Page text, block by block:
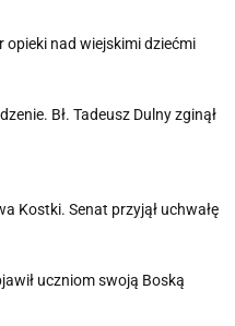
opieki nad wiejskimi dziećmi
Bł. Tadeusz Dulny zginął
Kostki. Senat przyjął uchwałę
uczniom swoją Boską